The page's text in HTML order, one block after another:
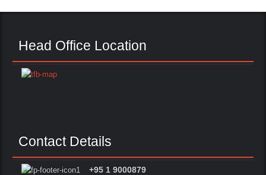
Head Office Location
Contact Details
+95 1 9000879